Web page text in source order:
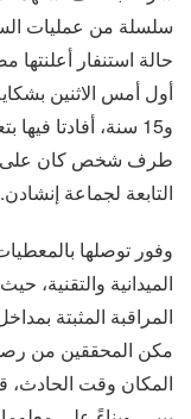
سلسلة من عمليات
حالة استنفار أعلنتها
و15 سنة، أفادتا
طرف شخص كان على
التابعة لجماعة إنشادن.
وفور توصلها
الميدانية والتقنية،
المراقبة المثبتة
مكن المحققين من
المكان وقت الحادث،